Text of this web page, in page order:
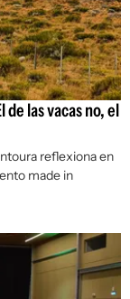
de las vacas no, el
reflexiona en
made in